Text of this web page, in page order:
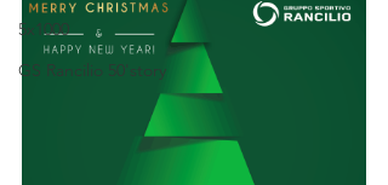
5x1000
GS Rancilio 50'story